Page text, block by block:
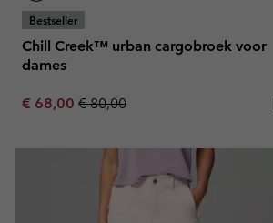
Bestseller
Chill Creek™ urban cargobroek voor
dames
Sale price:
€ 68,00 Regular price:
€ 80,00